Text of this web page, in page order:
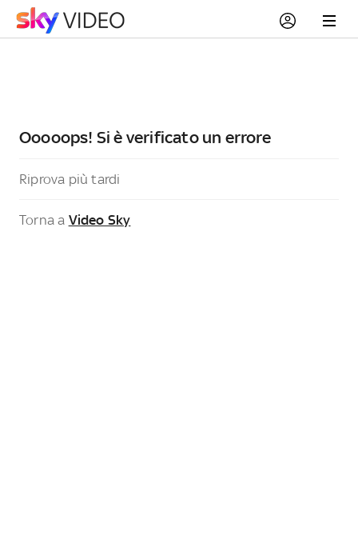
Ooooops! Si è verificato un errore
Riprova più tardi
Torna a Video Sky